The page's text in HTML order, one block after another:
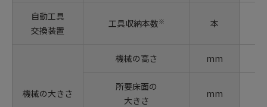
自動工具
交換装置
工具収納本数※ 本
機械の大きさ
機械の高さ mm
所要床面の
大きさ
mm